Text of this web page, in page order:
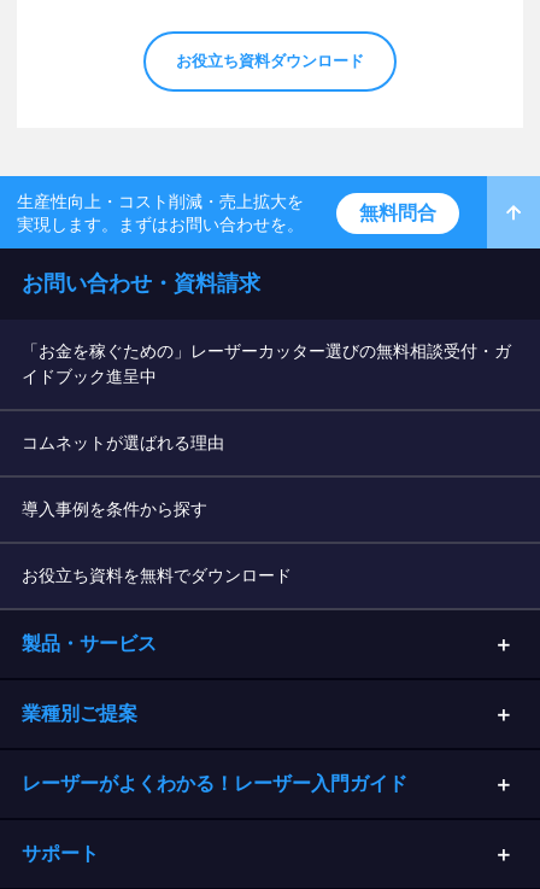
お役立ち資料ダウンロード
生産性向上・コスト削減・売上拡大を
実現します。まずはお問い合わせを。
無料問合
お問い合わせ・資料請求
「お金を稼ぐための」レーザーカッター選びの無料相談受付・ガ
イドブック進呈中
コムネットが選ばれる理由
導入事例を条件から探す
お役立ち資料を無料でダウンロード
製品・サービス
業種別ご提案
レーザーがよくわかる！レーザー入門ガイド
サポート